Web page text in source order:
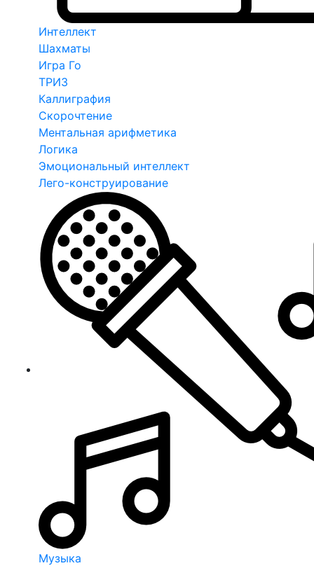
Интеллект
Шахматы
Игра Го
ТРИЗ
Каллиграфия
Скорочтение
Ментальная арифметика
Логика
Эмоциональный интеллект
Лего-конструирование
Музыка